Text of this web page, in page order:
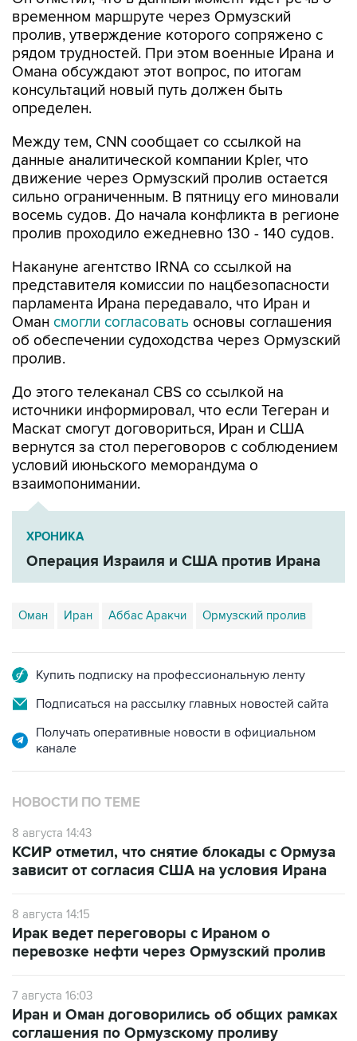
временном маршруте через Ормузский
пролив, утверждение которого сопряжено с
рядом трудностей. При этом военные Ирана и
Омана обсуждают этот вопрос, по итогам
консультаций новый путь должен быть
определен.
Между тем, CNN сообщает со ссылкой на
данные аналитической компании Kpler, что
движение через Ормузский пролив остается
сильно ограниченным. В пятницу его миновали
восемь судов. До начала конфликта в регионе
пролив проходило ежедневно 130 - 140 судов.
Накануне агентство IRNA со ссылкой на
представителя комиссии по нацбезопасности
парламента Ирана передавало, что Иран и
Оман смогли согласовать основы соглашения
об обеспечении судоходства через Ормузский
пролив.
До этого телеканал CBS со ссылкой на
источники информировал, что если Тегеран и
Маскат смогут договориться, Иран и США
вернутся за стол переговоров с соблюдением
условий июньского меморандума о
взаимопонимании.
ХРОНИКА
Операция Израиля и США против Ирана
Оман Иран Аббас Аракчи Ормузский пролив
Купить подписку на профессиональную ленту
Подписаться на рассылку главных новостей сайта
Получать оперативные новости в официальном
канале
НОВОСТИ ПО ТЕМЕ
8 августа 14:43
КСИР отметил, что снятие блокады с Ормуза
зависит от согласия США на условия Ирана
8 августа 14:15
Ирак ведет переговоры с Ираном о
перевозке нефти через Ормузский пролив
7 августа 16:03
Иран и Оман договорились об общих рамках
соглашения по Ормузскому проливу